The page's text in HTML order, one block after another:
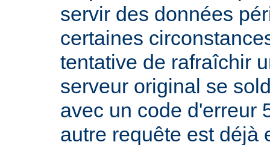
servir des données
certaines
tentative de rafraîchir
serveur original se
avec un code d'erreur
autre requête est déjà